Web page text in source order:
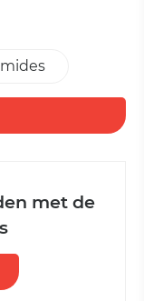
met de